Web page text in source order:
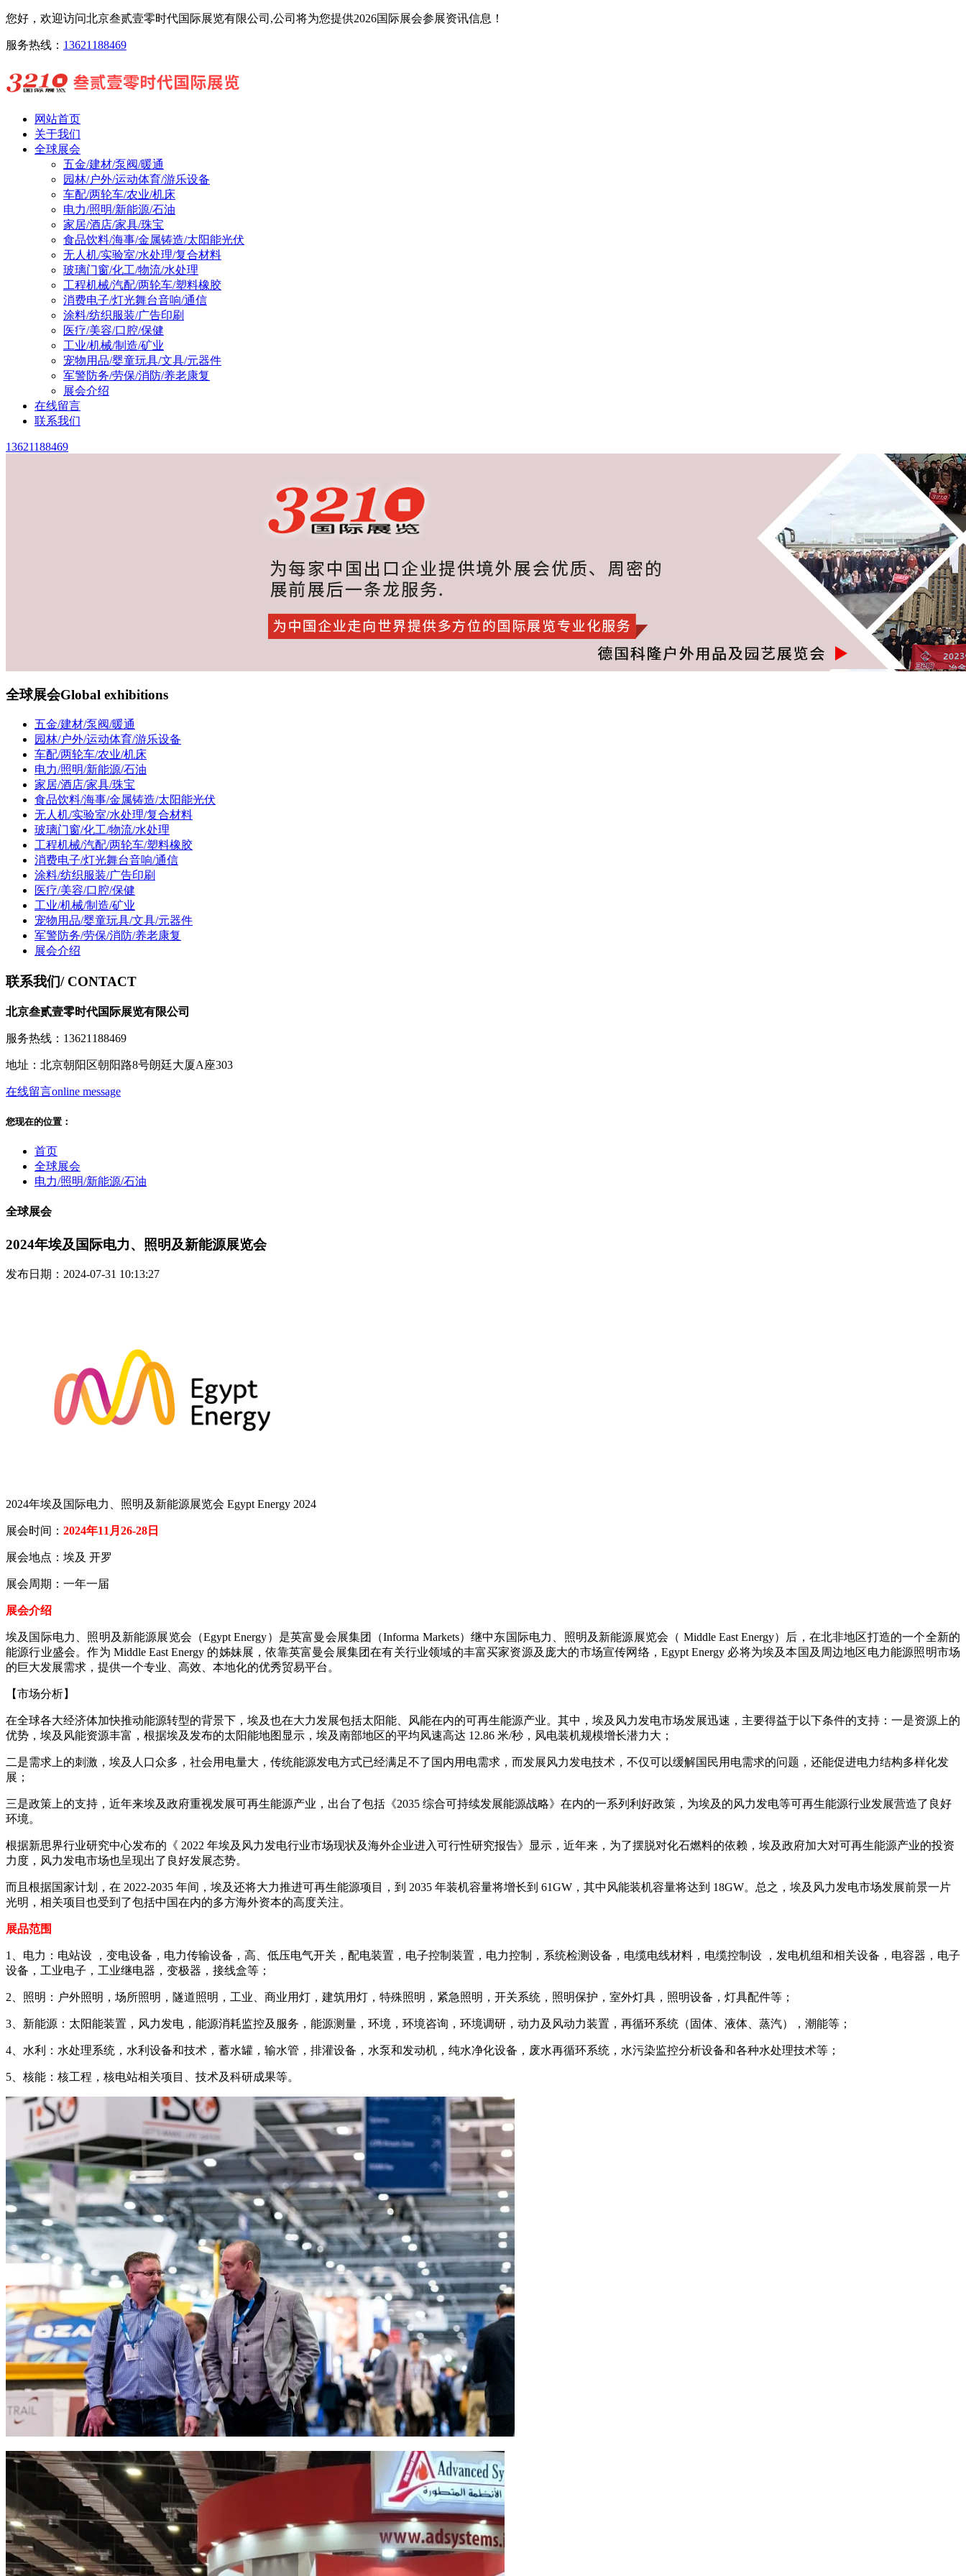
您好，欢迎访问北京叁贰壹零时代国际展览有限公司,公司将为您提供2026国际展会参展资讯信息！
服务热线： 13621188469
网站首页
关于我们
全球展会
五金/建材/泵阀/暖通
园林/户外/运动体育/游乐设备
车配/两轮车/农业/机床
电力/照明/新能源/石油
家居/酒店/家具/珠宝
食品饮料/海事/金属铸造/太阳能光伏
无人机/实验室/水处理/复合材料
玻璃门窗/化工/物流/水处理
工程机械/汽配/两轮车/塑料橡胶
消费电子/灯光舞台音响/通信
涂料/纺织服装/广告印刷
医疗/美容/口腔/保健
工业/机械/制造/矿业
宠物用品/婴童玩具/文具/元器件
军警防务/劳保/消防/养老康复
展会介绍
在线留言
联系我们
13621188469
全球展会Global exhibitions
五金/建材/泵阀/暖通
园林/户外/运动体育/游乐设备
车配/两轮车/农业/机床
电力/照明/新能源/石油
家居/酒店/家具/珠宝
食品饮料/海事/金属铸造/太阳能光伏
无人机/实验室/水处理/复合材料
玻璃门窗/化工/物流/水处理
工程机械/汽配/两轮车/塑料橡胶
消费电子/灯光舞台音响/通信
涂料/纺织服装/广告印刷
医疗/美容/口腔/保健
工业/机械/制造/矿业
宠物用品/婴童玩具/文具/元器件
军警防务/劳保/消防/养老康复
展会介绍
联系我们/ CONTACT
北京叁贰壹零时代国际展览有限公司
服务热线：13621188469
地址：北京朝阳区朝阳路8号朗廷大厦A座303
在线留言online message
您现在的位置：
首页
全球展会
电力/照明/新能源/石油
全球展会
2024年埃及国际电力、照明及新能源展览会
发布日期：2024-07-31 10:13:27
2024年埃及国际电力、照明及新能源展览会 Egypt Energy 2024
展会时间： 2024年11月26-28日
展会地点：埃及 开罗
展会周期：一年一届
展会介绍
埃及国际电力、照明及新能源展览会（Egypt Energy）是英富曼会展集团（Informa Markets）继中东国际电力、照明及新能源展览会（ Middle East Energy）后，在北非地区打造的一个全新的
能源行业盛会。作为 Middle East Energy 的姊妹展，依靠英富曼会展集团在有关行业领域的丰富买家资源及庞大的市场宣传网络，Egypt Energy 必将为埃及本国及周边地区电力能源照明市场
的巨大发展需求，提供一个专业、高效、本地化的优秀贸易平台。
【市场分析】
在全球各大经济体加快推动能源转型的背景下，埃及也在大力发展包括太阳能、风能在内的可再生能源产业。其中，埃及风力发电市场发展迅速，主要得益于以下条件的支持：一是资源上的
优势，埃及风能资源丰富，根据埃及发布的太阳能地图显示，埃及南部地区的平均风速高达 12.86 米/秒，风电装机规模增长潜力大；
二是需求上的刺激，埃及人口众多，社会用电量大，传统能源发电方式已经满足不了国内用电需求，而发展风力发电技术，不仅可以缓解国民用电需求的问题，还能促进电力结构多样化发
展；
三是政策上的支持，近年来埃及政府重视发展可再生能源产业，出台了包括《2035 综合可持续发展能源战略》在内的一系列利好政策，为埃及的风力发电等可再生能源行业发展营造了良好
环境。
根据新思界行业研究中心发布的《 2022 年埃及风力发电行业市场现状及海外企业进入可行性研究报告》显示，近年来，为了摆脱对化石燃料的依赖，埃及政府加大对可再生能源产业的投资
力度，风力发电市场也呈现出了良好发展态势。
而且根据国家计划，在 2022-2035 年间，埃及还将大力推进可再生能源项目，到 2035 年装机容量将增长到 61GW，其中风能装机容量将达到 18GW。 总之，埃及风力发电市场发展前景一片
光明，相关项目也受到了包括中国在内的多方海外资本的高度关注。
展品范围
1、电力：电站设 ，变电设备，电力传输设备，高、低压电气开关，配电装置，电子控制装置，电力控制，系统检测设备，电缆电线材料，电缆控制设 ，发电机组和相关设备，电容器，电子
设备，工业电子，工业继电器，变极器，接线盒等；
2、照明：户外照明，场所照明，隧道照明，工业、商业用灯，建筑用灯，特殊照明，紧急照明，开关系统，照明保护，室外灯具，照明设备，灯具配件等；
3、新能源：太阳能装置，风力发电，能源消耗监控及服务，能源测量，环境，环境咨询，环境调研，动力及风动力装置，再循环系统（固体、液体、蒸汽），潮能等；
4、水利：水处理系统，水利设备和技术，蓄水罐，输水管，排灌设备，水泵和发动机，纯水净化设备，废水再循环系统，水污染监控分析设备和各种水处理技术等；
5、核能：核工程，核电站相关项目、技术及科研成果等。